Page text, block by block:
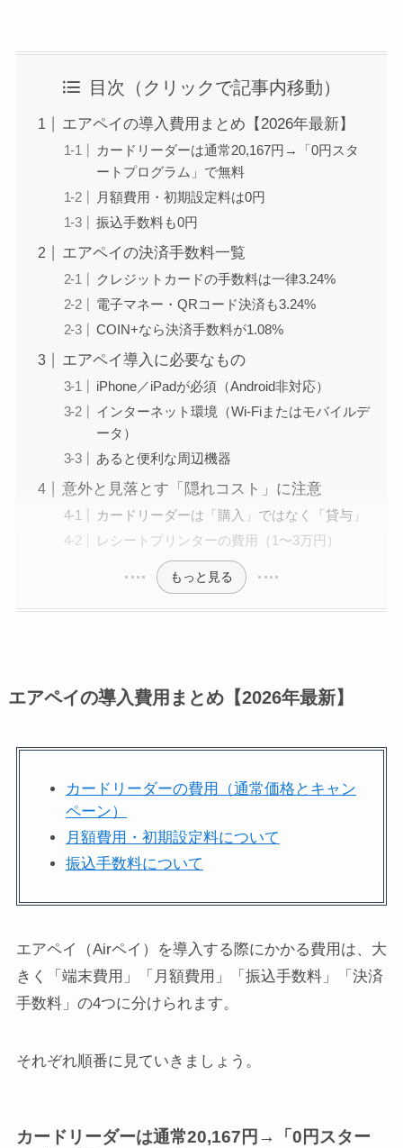
目次（クリックで記事内移動）
エアペイの導入費用まとめ【2026年最新】
カードリーダーは通常20,167円→「0円スタ
ートプログラム」で無料
月額費用・初期設定料は0円
振込手数料も0円
エアペイの決済手数料一覧
クレジットカードの手数料は一律3.24%
電子マネー・QRコード決済も3.24%
COIN+なら決済手数料が1.08%
エアペイ導入に必要なもの
iPhone／iPadが必須（Android非対応）
インターネット環境（Wi-Fiまたはモバイルデ
ータ）
あると便利な周辺機器
意外と見落とす「隠れコスト」に注意
カードリーダーは「購入」ではなく「貸与」
レシートプリンターの費用（1〜3万円）
もっと見る
エアペイの導入費用まとめ【2026年最新】
カードリーダーの費用（通常価格とキャン
ペーン）
月額費用・初期設定料について
振込手数料について
エアペイ（Airペイ）を導入する際にかかる費用は、大
きく「端末費用」「月額費用」「振込手数料」「決済
手数料」の4つに分けられます。
それぞれ順番に見ていきましょう。
カードリーダーは通常20,167円→「0円スター